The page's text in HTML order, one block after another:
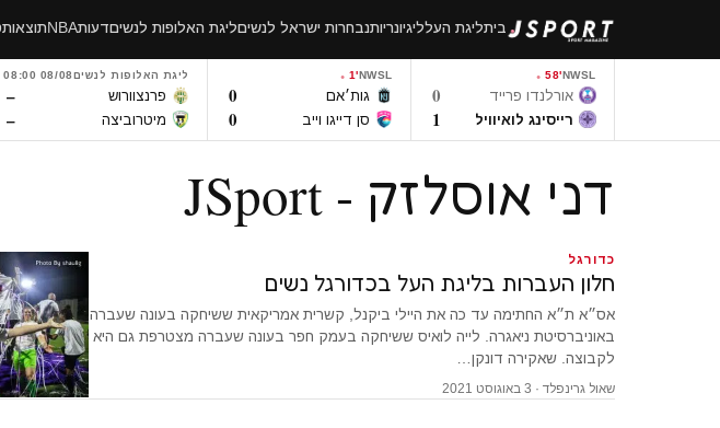
ביתליגת העלליגיונריותנבחרות ישראל לנשיםליגת האלופות לנשיםדעותNBAתוצאות
NWSL
58'
אורלנדו פרייד 0
רייסינג לואיוויל 1
NWSL
1'
גות׳אם 0
סן דייגו וייב 0
ליגת האלופות לנשים08/08 08:00
פרנצוורוש –
מיטרוביצה –
דני אוסלזק - JSport
כדורגל
חלון העברות בליגת העל בכדורגל נשים
אס״א ת״א החתימה עד כה את היילי ביקנל, קשרית אמריקאית ששיחקה בעונה שעברה
באוניברסיטת ניאגרה. לייה לואיס ששיחקה בעמק חפר בעונה שעברה מצטרפת גם היא
לקבוצה. שאקירה דונקן…
שאול גרינפלד · 3 באוגוסט 2021